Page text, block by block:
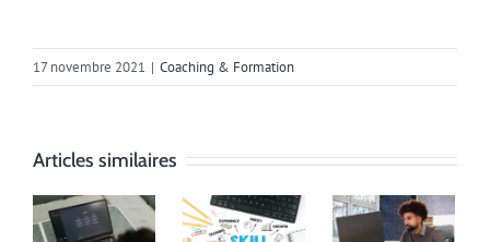
17 novembre 2021 | Coaching & Formation
Articles similaires